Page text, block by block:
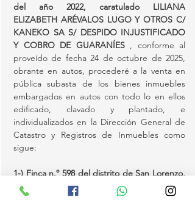
del año 2022, caratulado LILIANA
ELIZABETH ARÉVALOS LUGO Y OTROS C/
KANEKO SA S/ DESPIDO INJUSTIFICADO
Y COBRO DE GUARANÍES , conforme al
proveído de fecha 24 de octubre de 2025,
obrante en autos, procederé a la venta en
pública subasta de los bienes inmuebles
embargados en autos con todo lo en ellos
edificado, clavado y plantado, e
individualizados en la Dirección General de
Catastro y Registros de Inmuebles como
sigue:
1-) Finca n.º 598 del distrito de San Lorenzo,
con…